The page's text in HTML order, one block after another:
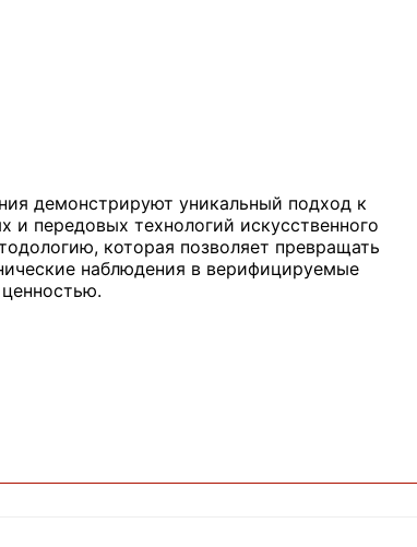
демонстрируют уникальный подход к
и передовых технологий искусственного
которая позволяет превращать
наблюдения в верифицируемые